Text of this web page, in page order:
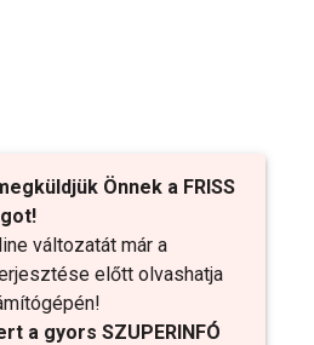
Önnek a FRISS
változatát már a
előtt olvashatja
a gyors SZUPERINFÓ